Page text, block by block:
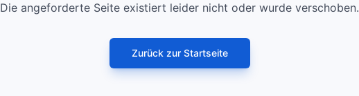
Die angeforderte Seite existiert leider nicht oder wurde verschoben.
Zurück zur Startseite